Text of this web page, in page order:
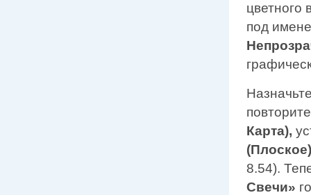
цветного
под
Карта),
8.54).
Свечи»